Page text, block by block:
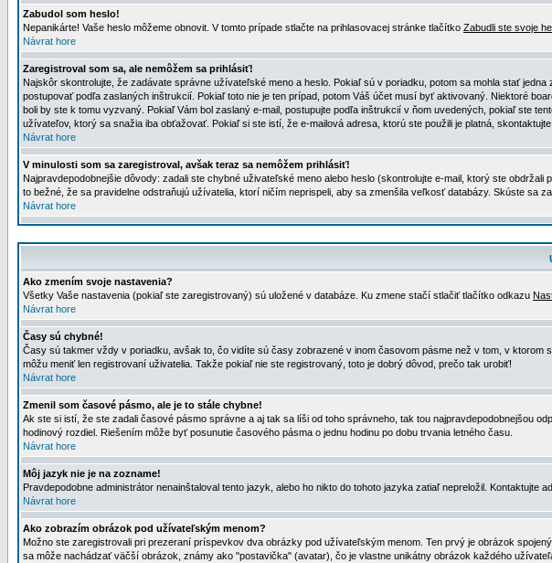
Zabudol som heslo!
Nepanikárte! Vaše heslo môžeme obnovit. V tomto prípade stlačte na prihlasovacej stránke tlačítko Zabudli ste svoje
Návrat hore
Zaregistroval som sa, ale nemôžem sa prihlásiť!
Najskôr skontrolujte, že zadávate správne užívateľské meno a heslo. Pokiaľ sú v poriadku, potom sa mohla stať
postupovať podľa zaslaných inštrukcií. Pokiaľ toto nie je ten prípad, potom Váš účet musí byť aktivovaný. Niektoré
boli by ste k tomu vyzvaný. Pokiaľ Vám bol zaslaný e-mail, postupujte podľa inštrukcií v ňom uvedených, pokiaľ ste
užívateľov, ktorý sa snažia iba obťažovať. Pokiaľ si ste istí, že e-mailová adresa, ktorú ste použili je platná, skontaktujte
Návrat hore
V minulosti som sa zaregistroval, avšak teraz sa nemôžem prihlásiť!
Najpravdepodobnejšie dôvody: zadali ste chybné uživateľské meno alebo heslo (skontrolujte e-mail, ktorý ste
to bežné, že sa pravidelne odstraňujú užívatelia, ktorí ničím neprispeli, aby sa zmenšila veľkosť databázy. Skúste sa
Návrat hore
Ako zmením svoje nastavenia?
Všetky Vaše nastavenia (pokiaľ ste zaregistrovaný) sú uložené v databáze. Ku zmene stačí stlačiť tlačítko odkazu
Návrat hore
Časy sú chybné!
Časy sú takmer vždy v poriadku, avšak to, čo vidíte sú časy zobrazené v inom časovom pásme než v tom, v
môžu meniť len registrovaní uživatelia. Takže pokiaľ nie ste registrovaný, toto je dobrý dôvod, prečo tak urobiť!
Návrat hore
Zmenil som časové pásmo, ale je to stále chybne!
Ak ste si istí, že ste zadali časové pásmo správne a aj tak sa líši od toho správneho, tak tou najpravdepodobnejšou
hodinový rozdiel. Riešením môže byť posunutie časového pásma o jednu hodinu po dobu trvania letného času.
Návrat hore
Môj jazyk nie je na zozname!
Pravdepodobne administrátor nenainštaloval tento jazyk, alebo ho nikto do tohoto jazyka zatiaľ nepreložil.
Návrat hore
Ako zobrazím obrázok pod užívateľským menom?
Možno ste zaregistrovali pri prezeraní príspevkov dva obrázky pod užívateľským menom. Ten prvý je obrázok
sa môže nachádzať väčší obrázok, známy ako "postavička" (avatar), čo je vlastne unikátny obrázok každého